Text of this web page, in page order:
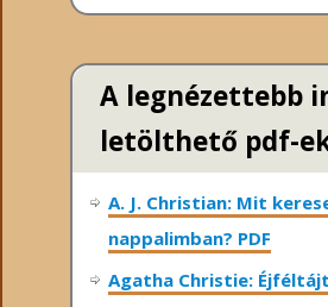
A legnézettebb
letölthető pdf-
A. J. Christian: Mit
nappalimban? PDF
Agatha Christie: Éjféltájt